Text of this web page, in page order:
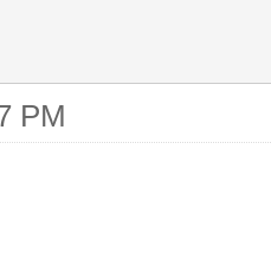
PM